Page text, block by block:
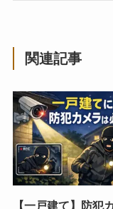
関連記事
【一戸建て】防犯